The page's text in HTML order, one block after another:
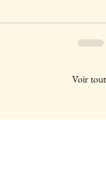
Voir tout